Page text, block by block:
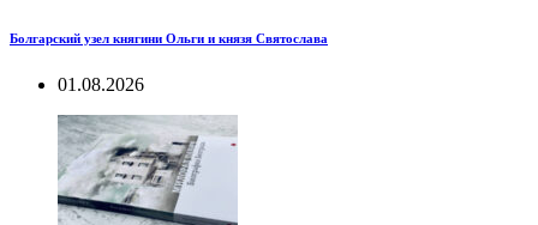
Болгарский узел княгини Ольги и князя Святослава
01.08.2026